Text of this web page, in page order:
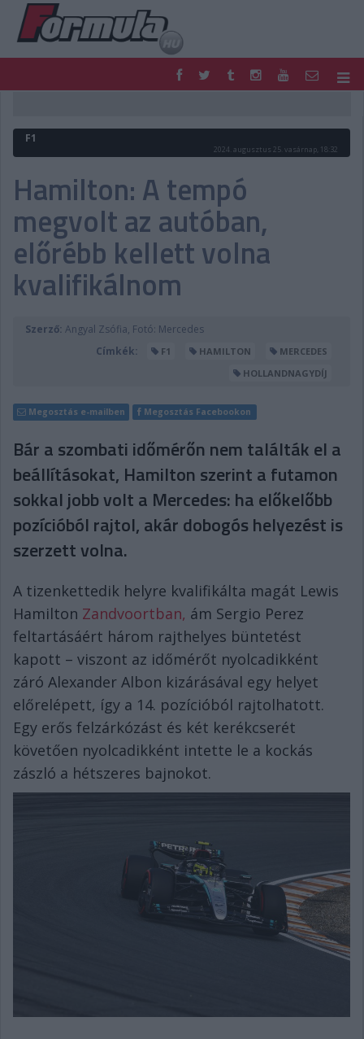
FORMULA
MOTOR
HAZAI
PODCAST
SHOP
TIPPJÁTÉK
DIGITÁLIS MAGAZIN
PONTÁLLÁSOK
VERSENYNAPTÁRAK
F1
2024. augusztus 25. vasárnap, 18:32
Hamilton: A tempó
megvolt az autóban,
előrébb kellett volna
kvalifikálnom
Szerző: Angyal Zsófia, Fotó: Mercedes
Címkék:
F1 HAMILTON
MERCEDES
HOLLANDNAGYDÍJ
Megosztás e-mailben Megosztás Facebookon
Bár a szombati időmérőn nem találták el a
beállításokat, Hamilton szerint a futamon
sokkal jobb volt a Mercedes: ha előkelőbb
pozícióból rajtol, akár dobogós helyezést is
szerzett volna.
A tizenkettedik helyre kvalifikálta magát Lewis
Hamilton Zandvoortban, ám Sergio Perez
feltartásáért három rajthelyes büntetést
kapott – viszont az időmérőt nyolcadikként
záró Alexander Albon kizárásával egy helyet
előrelépett, így a 14. pozícióból rajtolhatott.
Egy erős felzárkózást és két kerékcserét
követően nyolcadikként intette le a kockás
zászló a hétszeres bajnokot.